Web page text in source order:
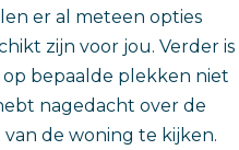
er al meteen opties
zijn voor jou. Verder is
bepaalde plekken niet
nagedacht over de
de woning te kijken.